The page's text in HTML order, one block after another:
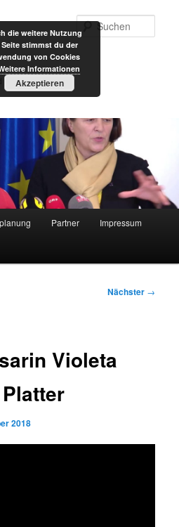
Internet
Partner Impressum
Nächster →
Violeta
2018
die weitere Nutzung
stimmst du der
von Cookies
Informationen
Akzeptieren